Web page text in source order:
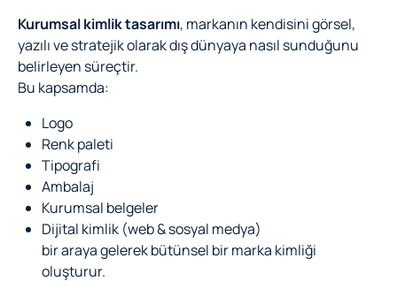
Kurumsal kimlik tasarımı, markanın kendisini görsel,
yazılı ve stratejik olarak dış dünyaya nasıl sunduğunu
belirleyen süreçtir.
Bu kapsamda:
Logo
Renk paleti
Tipografi
Ambalaj
Kurumsal belgeler
Dijital kimlik (web & sosyal medya)
bir araya gelerek bütünsel bir marka kimliği
oluşturur.